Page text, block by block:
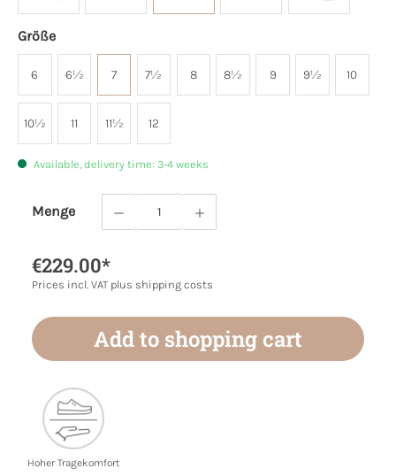
Größe
6 6½ 7 7½ 8 8½ 9 9½ 10
10½ 11 11½ 12
Available, delivery time: 3-4 weeks
Menge
Product Quantity: Enter the desired
€229.00*
Prices incl. VAT plus shipping costs
Add to shopping cart
Hoher Tragekomfort